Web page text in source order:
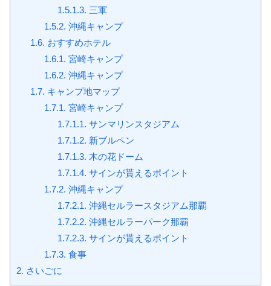
1.5.1.3. 三軍
1.5.2. 沖縄キャンプ
1.6. おすすめホテル
1.6.1. 宮崎キャンプ
1.6.2. 沖縄キャンプ
1.7. キャンプ地マップ
1.7.1. 宮崎キャンプ
1.7.1.1. サンマリンスタジアム
1.7.1.2. 新ブルペン
1.7.1.3. 木の花ドーム
1.7.1.4. サインが貰えるポイント
1.7.2. 沖縄キャンプ
1.7.2.1. 沖縄セルラースタジアム那覇
1.7.2.2. 沖縄セルラーパーク那覇
1.7.2.3. サインが貰えるポイント
1.7.3. 食事
2. さいごに